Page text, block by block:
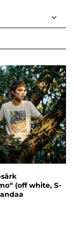
särk
(off white, S-